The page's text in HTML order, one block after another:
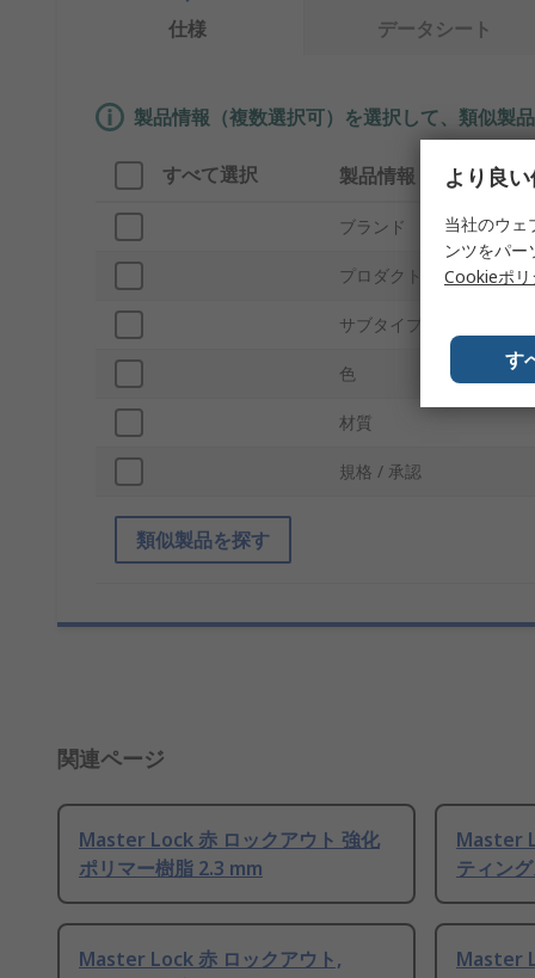
仕様 データシート
製品情報（複数選択可）を選択して、類似製
すべて選択 製品情報
ブランド
プロダクトタイプ
サブタイプ
色
材質
規格 / 承認
類似製品を探す
関連ページ
Master Lock 赤 ロックアウト 強化
ポリマー樹脂 2.3 mm
Master
ティン
Master Lock 赤 ロックアウト,
Master
より良
当社のウェ
ンツをパ
Cookieポリ
す